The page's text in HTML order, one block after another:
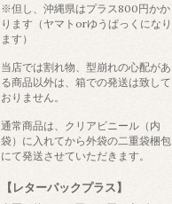
※但し、沖縄県はプラス800円かか
ります（ヤマトorゆうぱっくになり
ます）
当店では割れ物、型崩れの心配があ
る商品以外は、箱での発送は致して
おりません。
通常商品は、クリアビニール（内
袋）に入れてから外袋の二重袋梱包
にて発送させていただきます。
【レターパックプラス】